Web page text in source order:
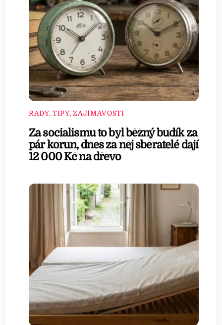
RADY, TIPY, ZAJÍMAVOSTI
Za socialismu to byl běžný budík za
pár korun, dnes za něj sběratelé dají
12 000 Kč na dřevo